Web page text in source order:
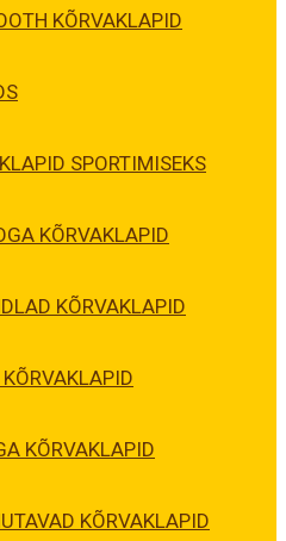
KÕRVAKLAPID
SPORTIMISEKS
KÕRVAKLAPID
KÕRVAKLAPID
KÕRVAKLAPID
KÕRVAKLAPID